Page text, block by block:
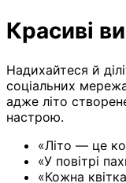
Красиві
Надихайтеся й
соціальних
адже літо
настрою.
«Літо — це
«У повітрі
«Кожна